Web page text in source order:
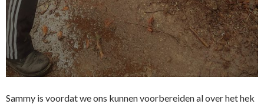
Sammy is voordat we ons kunnen voorbereiden al over het hek